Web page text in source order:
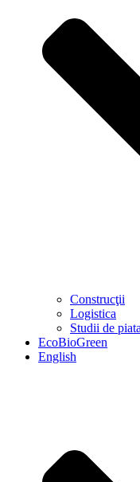
Construcţii
Logistica
Studii de piata
EcoBioGreen
English